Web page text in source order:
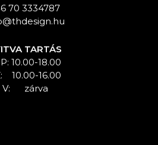
70 3334787
TARTÁS
10.00-18.00
10.00-16.00
V: zárva